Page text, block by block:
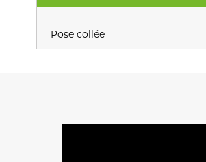
Pose collée